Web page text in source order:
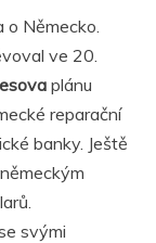
Německo.
ve 20.
plánu
reparační
banky. Ještě
svými